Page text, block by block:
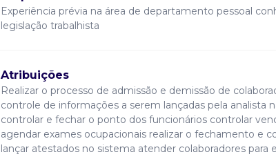
Experiência prévia na área de departamento pessoal
legislação trabalhista
Atribuições
Realizar o processo de admissão e demissão de
controle de informações a serem lançadas pela analista
controlar e fechar o ponto dos funcionários controlar
agendar exames ocupacionais realizar o fechamento e
lançar atestados no sistema atender colaboradores para